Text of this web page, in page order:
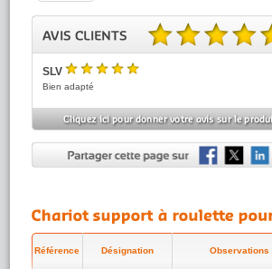
5.00 sur 5 basé sur 1 note(s).
SLV
5/5
Bien adapté
Référence Désignation Observations